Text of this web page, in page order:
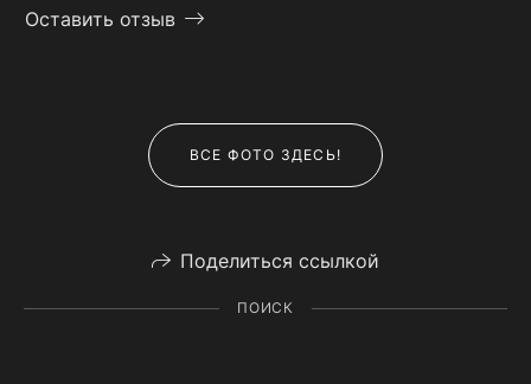
Оставить отзыв
ВСЕ ФОТО ЗДЕСЬ!
Поделиться ссылкой
ПОИСК